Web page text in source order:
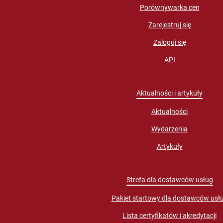
Porównywarka cen
Zarejestruj się
Zaloguj się
API
Aktualności i artykuły
Aktualności
Wydarzenia
Artykuły
Strefa dla dostawców usług
Pakiet startowy dla dostawców
Lista certyfikatów i akredytacji